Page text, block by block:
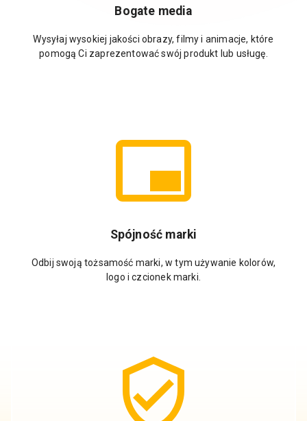
Bogate media
Wysyłaj wysokiej jakości obrazy, filmy i animacje, które
pomogą Ci zaprezentować swój produkt lub usługę.
Spójność marki
Odbij swoją tożsamość marki, w tym używanie kolorów,
logo i czcionek marki.